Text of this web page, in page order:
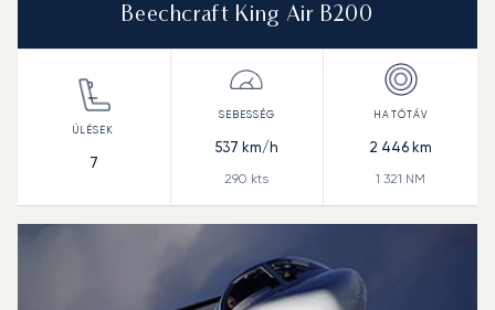
Beechcraft King Air B200
7
537 km/h
290 kts
2 446 km
1 321 NM